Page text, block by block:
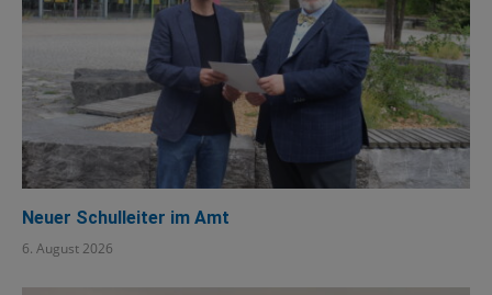
Neuer Schulleiter im Amt
6. August 2026